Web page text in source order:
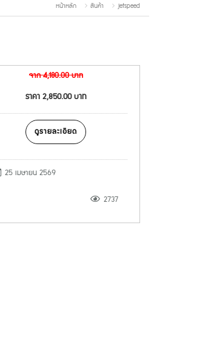
หน้าหลัก สินค้า jetspeed
จาก4,180.00บาท
ราคา2,850.00บาท
ดูรายละเอียด
25 เมษายน 2569
2737